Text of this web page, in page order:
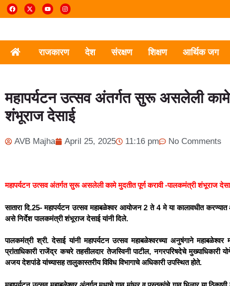
राजकारण देश संरक्षण शिक्षण आर्थिक जग
महापर्यटन उत्सव अंतर्गत सुरू असलेली कामे
शंभूराज देसाई
AVB Majha April 25, 2025 11:16 pm No Comments
महापर्यटन उत्सव अंतर्गत सुरू असलेली कामे मुदतीत पूर्ण करावी-पालकमंत्री शंभूराज
सातारा दि.25- महापर्यटन उत्सव महाबळेश्वर आयोजन 2 ते 4 मे या कालावधीत
असे निर्देश पालकमंत्री शंभूराज देसाई यांनी दिले.
पालकमंत्री श्री. देसाई यांनी महापर्यटन उत्सव महाबळेश्वरच्या अनुषंगाने
प्रांताधिकारी राजेंद्र कचरे तहसीलदार तेजस्विनी पाटील, नगरपरिषदेचे मुख्याधिकारी
अजय देशपांडे यांच्यासह तालुकास्तरीय विविध विभागाचे अधिकारी उपस्थित होते.